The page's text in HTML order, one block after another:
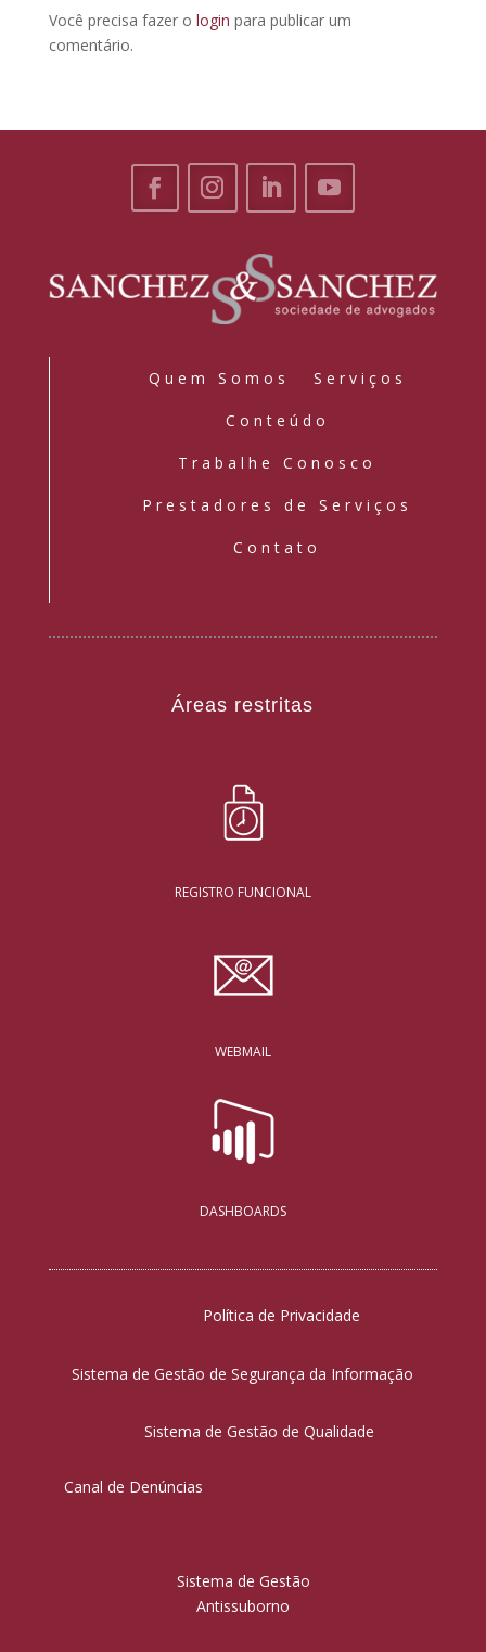
Você precisa fazer o login para publicar um
comentário.
Quem Somos Serviços
Conteúdo
Trabalhe Conosco
Prestadores de Serviços
Contato
Áreas restritas
REGISTRO FUNCIONAL
WEBMAIL
DASHBOARDS
Política de Privacidade
Sistema de Gestão de Segurança da Informação
Sistema de Gestão de Qualidade
Canal de Denúncias
Sistema de Gestão
Antissuborno